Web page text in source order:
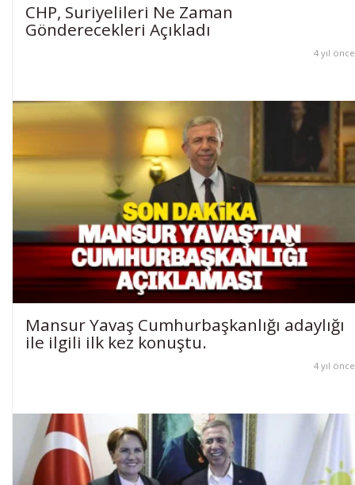
CHP, Suriyelileri Ne Zaman
Gönderecekleri Açıkladı
4 yıl önce
Mansur Yavaş Cumhurbaşkanlığı adaylığı
ile ilgili ilk kez konuştu.
4 yıl önce